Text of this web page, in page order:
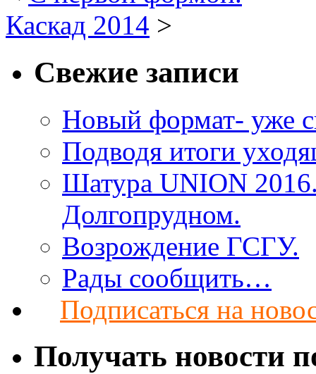
Каскад 2014 >
Свежие записи
Новый формат- уже
Подводя итоги
Шатура UNION
Долгопрудном.
Возрождение ГСГУ.
Рады сообщить…
Подписаться на
Получать новости